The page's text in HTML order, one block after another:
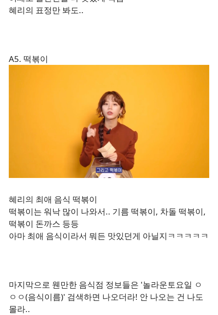
혜리의 표정만 봐도..
A5. 떡볶이
혜리의 최애 음식 떡볶이
떡볶이는 워낙 많이 나와서.. 기름 떡볶이, 차돌 떡볶이,
떡볶이 돈까스 등등
아마 최애 음식이라서 뭐든 맛있던게 아닐지ㅋㅋㅋㅋㅋ
마지막으로 웬만한 음식점 정보들은 '놀라운토요일 ㅇ
ㅇㅇ(음식이름)' 검색하면 나오더라! 안 나오는 건 나도
몰라..